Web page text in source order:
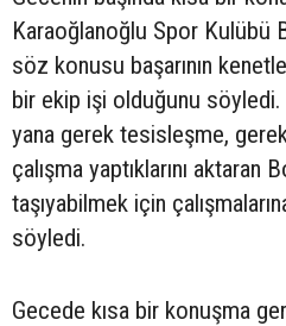
Karaoğlanoğlu Spor Kulübü
söz konusu başarının
bir ekip işi olduğunu
yana gerek tesisleşme,
çalışma yaptıklarını
taşıyabilmek için
söyledi.
Gecede kısa bir konuşma